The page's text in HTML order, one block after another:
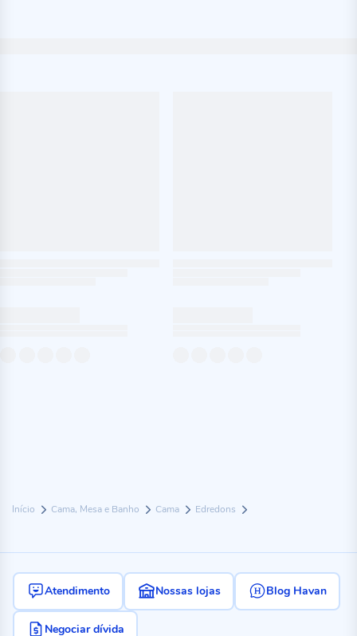
Início Cama, Mesa e Banho Cama Edredons
Atendimento Nossas lojas Blog Havan
Negociar dívida